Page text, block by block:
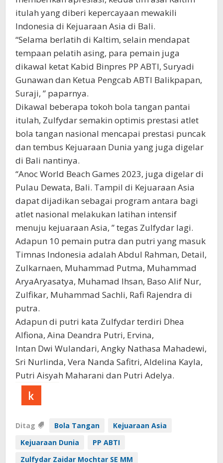
itulah yang diberi kepercayaan mewakili
Indonesia di Kejuaraan Asia di Bali.
“Selama berlatih di Kaltim, selain mendapat
tempaan pelatih asing, para pemain juga
dikawal ketat Kabid Binpres PP ABTI, Suryadi
Gunawan dan Ketua Pengcab ABTI Balikpapan,
Suraji, ” paparnya.
Dikawal beberapa tokoh bola tangan pantai
itulah, Zulfydar semakin optimis prestasi atlet
bola tangan nasional mencapai prestasi puncak
dan tembus Kejuaraan Dunia yang juga digelar
di Bali nantinya.
“Anoc World Beach Games 2023, juga digelar di
Pulau Dewata, Bali. Tampil di Kejuaraan Asia
dapat dijadikan sebagai program antara bagi
atlet nasional melakukan latihan intensif
menuju kejuaraan Asia, ” tegas Zulfydar lagi.
Adapun 10 pemain putra dan putri yang masuk
Timnas Indonesia adalah Abdul Rahman, Detail,
Zulkarnaen, Muhammad Putma, Muhammad
AryaAryasatya, Muhamad Ihsan, Baso Alif Nur,
Zulfikar, Muhammad Sachli, Rafi Rajendra di
putra.
Adapun di putri kata Zulfydar terdiri Dhea
Alfiona, Aina Deandra Putri, Ervina,
Intan Dwi Wulandari, Angky Nathasa Mahadewi,
Sri Nurlinda, Vera Nanda Safitri, Aldelina Kayla,
Putri Aisyah Maharani dan Putri Adelya.
Ditag Bola Tangan
Kejuaraan Asia
Kejuaraan Dunia
PP ABTI
Zulfydar Zaidar Mochtar SE MM